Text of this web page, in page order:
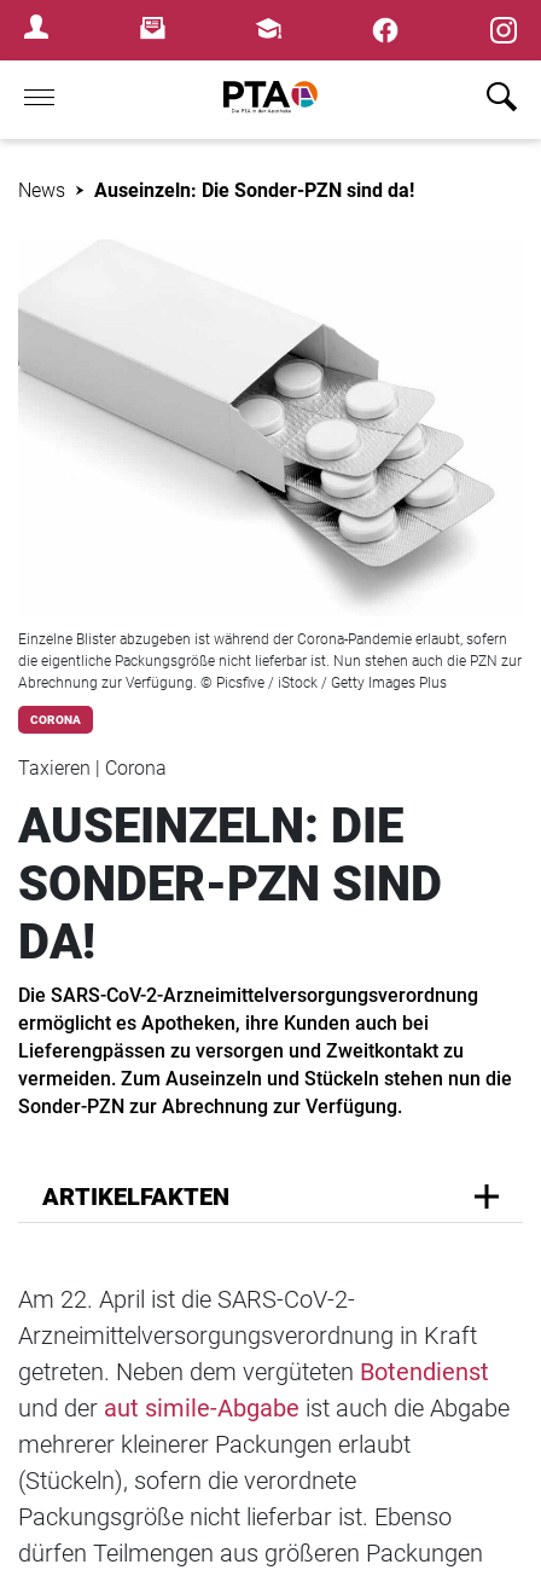
Login MenuNewsletterFortbildungen
Home
News Auseinzeln: Die Sonder-PZN sind da!
Einzelne Blister abzugeben ist während der Corona-Pandemie erlaubt, sofern
die eigentliche Packungsgröße nicht lieferbar ist. Nun stehen auch die PZN zur
Abrechnung zur Verfügung. © Picsfive / iStock / Getty Images Plus
CORONA
Taxieren | Corona
AUSEINZELN: DIE
SONDER-PZN SIND
DA!
Die SARS-CoV-2-Arzneimittelversorgungsverordnung
ermöglicht es Apotheken, ihre Kunden auch bei
Lieferengpässen zu versorgen und Zweitkontakt zu
vermeiden. Zum Auseinzeln und Stückeln stehen nun die
Sonder-PZN zur Abrechnung zur Verfügung.
ARTIKELFAKTEN
Am 22. April ist die SARS-CoV-2-
Arzneimittelversorgungsverordnung in Kraft
getreten. Neben dem vergüteten Botendienst
und der aut simile-Abgabe ist auch die Abgabe
mehrerer kleinerer Packungen erlaubt
(Stückeln), sofern die verordnete
Packungsgröße nicht lieferbar ist. Ebenso
dürfen Teilmengen aus größeren Packungen
×